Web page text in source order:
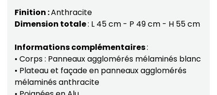
Finition :Anthracite
Dimension totale: L 45 cm - P 49 cm - H 55 cm
Informations complémentaires:
• Corps : Panneaux agglomérés mélaminés blanc
• Plateau et façade en panneaux agglomérés
mélaminés anthracite